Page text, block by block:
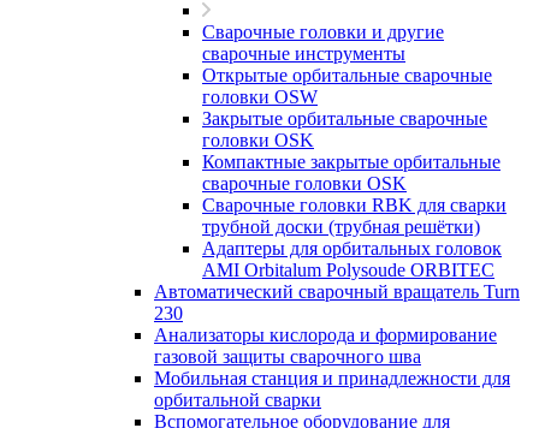
Сварочные головки и другие
сварочные инструменты
Открытые орбитальные сварочные
головки OSW
Закрытые орбитальные сварочные
головки OSK
Компактные закрытые орбитальные
сварочные головки OSK
Сварочные головки RBK для сварки
трубной доски (трубная решётки)
Адаптеры для орбитальных головок
AMI Orbitalum Polysoude ORBITEC
Автоматический сварочный вращатель Turn
230
Анализаторы кислорода и формирование
газовой защиты сварочного шва
Мобильная станция и принадлежности для
орбитальной сварки
Вспомогательное оборудование для